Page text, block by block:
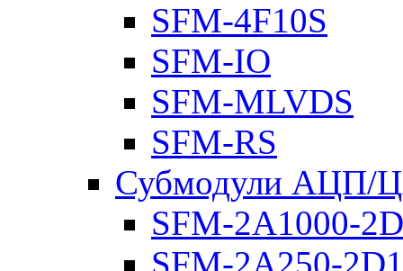
SFM-4F10S
SFM-IO
SFM-MLVDS
SFM-RS
Субмодули АЦП/
SFM-2A1000-